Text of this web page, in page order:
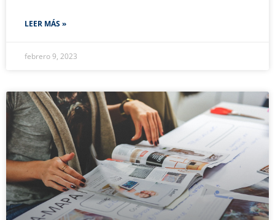
LEER MÁS »
febrero 9, 2023